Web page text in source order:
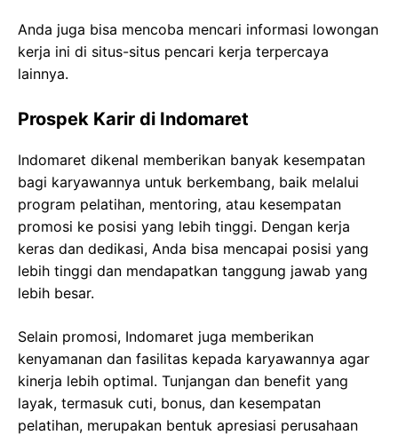
Anda juga bisa mencoba mencari informasi lowongan
kerja ini di situs-situs pencari kerja terpercaya
lainnya.
Prospek Karir di Indomaret
Indomaret dikenal memberikan banyak kesempatan
bagi karyawannya untuk berkembang, baik melalui
program pelatihan, mentoring, atau kesempatan
promosi ke posisi yang lebih tinggi. Dengan kerja
keras dan dedikasi, Anda bisa mencapai posisi yang
lebih tinggi dan mendapatkan tanggung jawab yang
lebih besar.
Selain promosi, Indomaret juga memberikan
kenyamanan dan fasilitas kepada karyawannya agar
kinerja lebih optimal. Tunjangan dan benefit yang
layak, termasuk cuti, bonus, dan kesempatan
pelatihan, merupakan bentuk apresiasi perusahaan